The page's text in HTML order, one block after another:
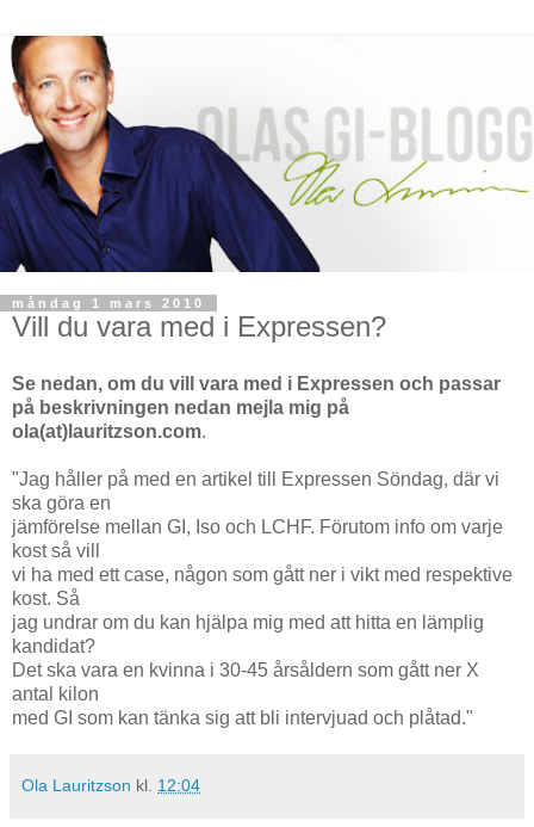
måndag 1 mars 2010
Vill du vara med i Expressen?
Se nedan, om du vill vara med i Expressen och passar
på beskrivningen nedan mejla mig på
ola(at)lauritzson.com.
"Jag håller på med en artikel till Expressen Söndag, där vi
ska göra en
jämförelse mellan GI, Iso och LCHF. Förutom info om varje
kost så vill
vi ha med ett case, någon som gått ner i vikt med respektive
kost. Så
jag undrar om du kan hjälpa mig med att hitta en lämplig
kandidat?
Det ska vara en kvinna i 30-45 årsåldern som gått ner X
antal kilon
med GI som kan tänka sig att bli intervjuad och plåtad."
Ola Lauritzson kl. 12:04